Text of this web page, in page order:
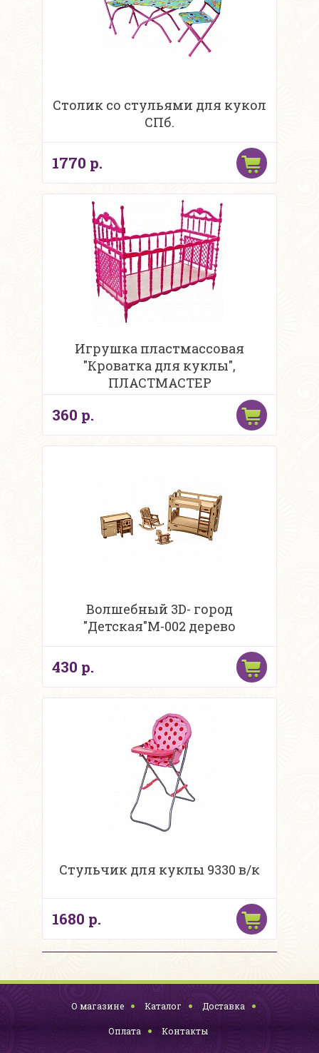
Столик со стульями для кукол
СПб.
1770 р.
Игрушка пластмассовая
"Кроватка для куклы",
ПЛАСТМАСТЕР
360 р.
Волшебный 3D- город
"Детская"М-002 дерево
430 р.
Стульчик для куклы 9330 в/к
1680 р.
О магазине Каталог Доставка
Оплата Контакты